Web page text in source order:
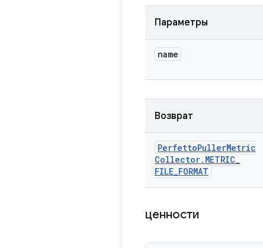
Параметры
name
Возврат
PerfettoPullerMetric
Collector. METRIC_
FILE_FORMAT
ценности